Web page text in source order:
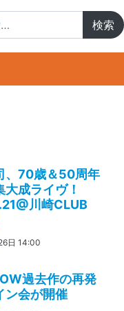
、70歳＆50周年
大成ライヴ！
川崎CLUB
日 14:00
過去作の再発
ン会が開催